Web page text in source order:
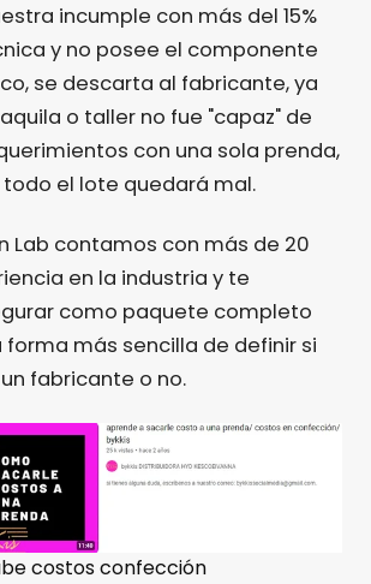
incumple con más del 15%
y no posee el componente
se descarta al fabricante, ya
o taller no fue "capaz" de
con una sola prenda,
el lote quedará mal.
Lab contamos con más de 20
en la industria y te
como paquete completo
forma más sencilla de definir si
fabricante o no.
costos confección